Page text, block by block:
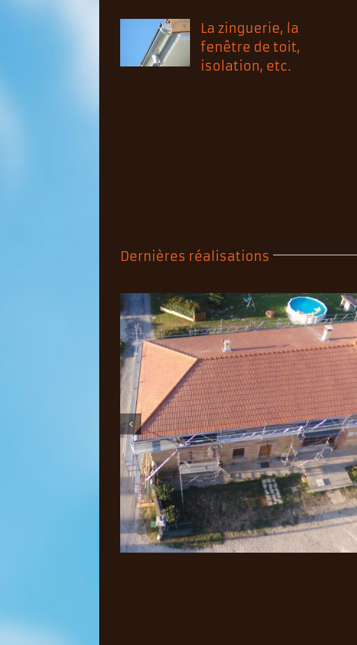
La zinguerie, la
fenêtre de toit,
isolation, etc.
Dernières réalisations
Pose isolation UNILUN
Divers Travaux